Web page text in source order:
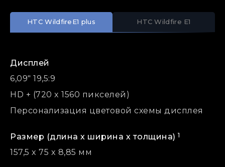
HTC WildfireE1 plus HTC Wildfire E1
Дисплей
6,09" 19,5:9
HD + (720 x 1560 пикселей)
Персонализация цветовой схемы дисплея
Размер (длина х ширина х толщина) 1
157,5 x 75 x 8,85 мм